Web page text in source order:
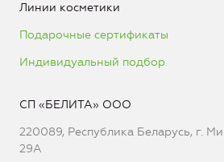
Линии косметики
Подарочные сертификаты
Индивидуальный подбор
СП «БЕЛИТА» ООО
220089, Республика Беларусь, г.
29А